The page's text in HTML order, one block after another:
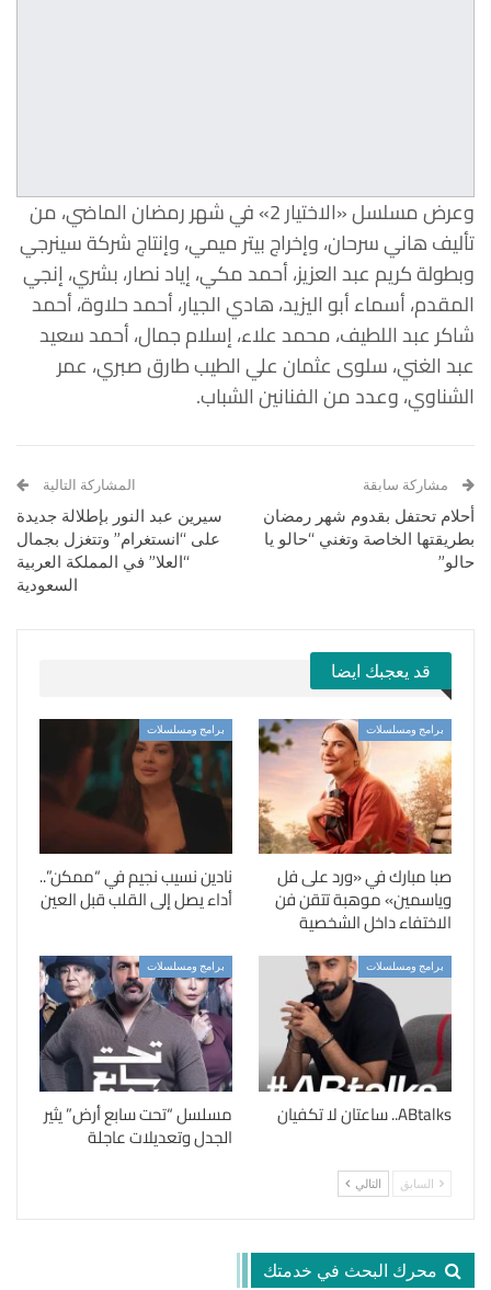
وعرض مسلسل «الاختيار 2» في شهر رمضان الماضي، من
تأليف هاني سرحان، وإخراج بيتر ميمي، وإنتاج شركة سينرجي
وبطولة كريم عبد العزيز، أحمد مكي، إياد نصار، بشري، إنجي
المقدم، أسماء أبو اليزيد، هادي الجيار، أحمد حلاوة، أحمد
شاكر عبد اللطيف، محمد علاء، إسلام جمال، أحمد سعيد
عبد الغني، سلوى عثمان علي الطيب طارق صبري، عمر
الشناوي، وعدد من الفنانين الشباب.
مشاركة سابقة
أحلام تحتفل بقدوم شهر رمضان
بطريقتها الخاصة وتغني “حالو يا
حالو”
المشاركة التالية
سيرين عبد النور بإطلالة جديدة
على “انستغرام” وتتغزل بجمال
“العلا” في المملكة العربية
السعودية
قد يعجبك ايضا
برامج ومسلسلات
صبا مبارك في «ورد على فل
وياسمين» موهبة تتقن فن
الاختفاء داخل الشخصية
برامج ومسلسلات
نادين نسيب نجيم في “ممكن”..
أداء يصل إلى القلب قبل العين
برامج ومسلسلات
ABtalks.. ساعتان لا تكفيان
برامج ومسلسلات
مسلسل “تحت سابع أرض” يثير
الجدل وتعديلات عاجلة
السابق التالي
محرك البحث في خدمتك